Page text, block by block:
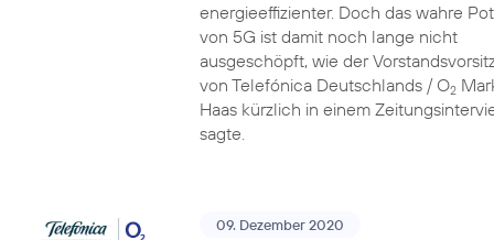
energieeffizienter. Doch das wahre
von 5G ist damit noch lange nicht
ausgeschöpft, wie der
von Telefónica Deutschlands / O2
Haas kürzlich in einem
sagte.
09. Dezember 2020